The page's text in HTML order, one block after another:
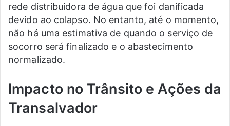
rede distribuidora de água que foi danificada
devido ao colapso. No entanto, até o momento,
não há uma estimativa de quando o serviço de
socorro será finalizado e o abastecimento
normalizado.
Impacto no Trânsito e Ações da
Transalvador